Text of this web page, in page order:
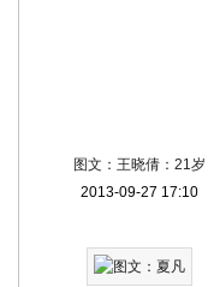
图文：王晓倩：21岁
2013-09-27 17:10